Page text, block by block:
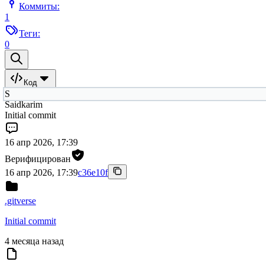
Коммиты:
1
Теги:
0
Код
S
Saidkarim
Initial commit
16 апр 2026, 17:39
Верифицирован
16 апр 2026, 17:39c36e10f
.gitverse
Initial commit
4 месяца назад